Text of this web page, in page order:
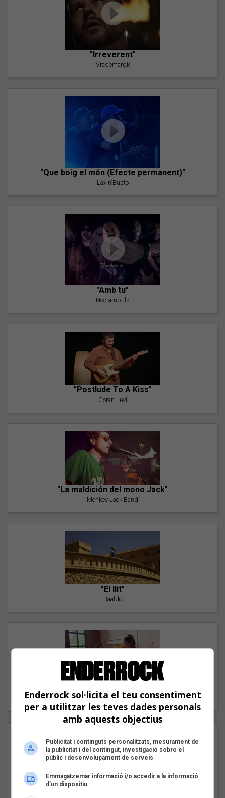
"Irreverent"
Vrademargk
"Que boig el món (Efecte permanent)"
Lax'n'Busto
"Amb tu"
Nöctambuls
"Postlude To A Kiss"
Goran Levi
"La maldición del mono Jack"
Monkey Jack Band
"El llit"
Baaldo
Carmen y María
Enderrock sol·licita el teu consentiment
per a utilitzar les teves dades personals
amb aquests objectius
Publicitat i continguts personalitzats, mesurament de
la publicitat i del contingut, investigació sobre el
públic i desenvolupament de serveis
Emmagatzemar informació i/o accedir a la informació
d’un dispositiu